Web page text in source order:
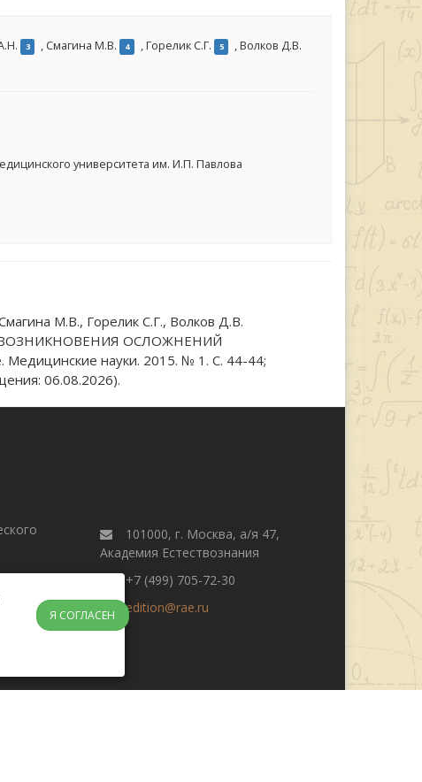
3 , Смагина М.В. 4 ,Горелик С.Г. 5 ,Волков Д.В.
университета им. И.П. Павлова
М.В., Горелик С.Г., Волков Д.В.
ОСЛОЖНЕНИЙ
науки. 2015. № 1. С. 44-44;
06.08.2026).
101000, г. Москва, а/я 47,
Академия Естествознания
+7 (499) 705-72-30
edition@rae.ru
Я СОГЛАСЕН